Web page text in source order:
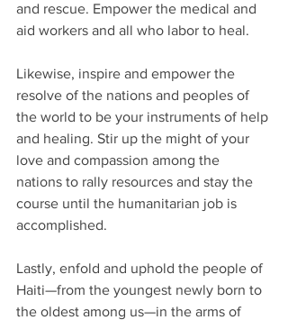
and rescue. Empower the medical and
aid workers and all who labor to heal.
Likewise, inspire and empower the
resolve of the nations and peoples of
the world to be your instruments of help
and healing. Stir up the might of your
love and compassion among the
nations to rally resources and stay the
course until the humanitarian job is
accomplished.
Lastly, enfold and uphold the people of
Haiti—from the youngest newly born to
the oldest among us—in the arms of